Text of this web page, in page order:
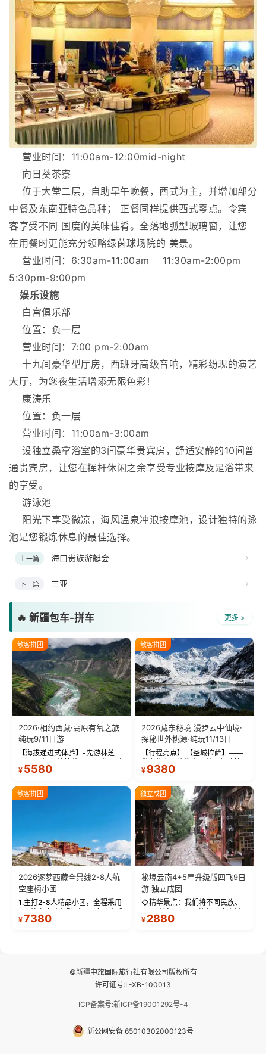
营业时间：11:00am-12:00mid-night
向日葵茶寮
位于大堂二层，自助早午晚餐，西式为主，并增加部分
中餐及东南亚特色品种； 正餐同样提供西式零点。令宾
客享受不同 国度的美味佳肴。全落地弧型玻璃窗，让您
在用餐时更能充分领略绿茵球场院的 美景。
营业时间：6:30am-11:00am 11:30am-2:00pm
5:30pm-9:00pm
娱乐设施
白宫俱乐部
位置：负一层
营业时间：7:00 pm-2:00am
十九间豪华型厅房，西班牙高级音响，精彩纷现的演艺
大厅，为您夜生活增添无限色彩！
康涛乐
位置：负一层
营业时间：11:00am-3:00am
设独立桑拿浴室的3间豪华贵宾房，舒适安静的10间普
通贵宾房，让您在挥杆休闲之余享受专业按摩及足浴带来
的享受。
游泳池
阳光下享受微凉，海风温泉冲浪按摩池，设计独特的泳
池是您锻炼休息的最佳选择。
上一篇 海口贵族游艇会
下一篇 三亚
🔥 新疆包车-拼车 更多 >
散客拼团
2026·相约西藏·高原有氧之旅
纯玩9/11日游
【海拔递进式体验】-先游林芝
(2900米)再访拉萨(3650米)，亲
测 99%游客零高反 。 【贴心保
反根本不是事儿 ！ 【无人机航
拍】-雪山/圣湖/...
¥ 5580
散客拼团
2026藏东秘境 漫步云中仙境·
探秘世外桃源·纯玩11/13日
【行程亮点】 【圣城拉萨】——
带上信心与信仰去西藏，行吟拉
萨，感受这座城与生俱来的与众
城堡寺院于一体的宏伟建筑，是
西藏最完整的古代...
¥ 9380
散客拼团
2026逐梦西藏全景线2-8人航
空座椅小团
1.主打2-8人精品小团，全程采用
座舱），提供VIP级别的舒适出行
¥7380
独立成团
秘境云南4+5星升级版四飞9日
游 独立成团
◇精华景点：我们将不同民族、
—【大理古城、丽江古城、香格
¥ 2880
©新疆中旅国际旅行社有限公司版权所有
许可证号:L-XB-100013
ICP备案号:新ICP备19001292号-4
新公网安备 65010302000123号